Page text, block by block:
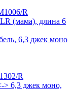
6,3 джек моно